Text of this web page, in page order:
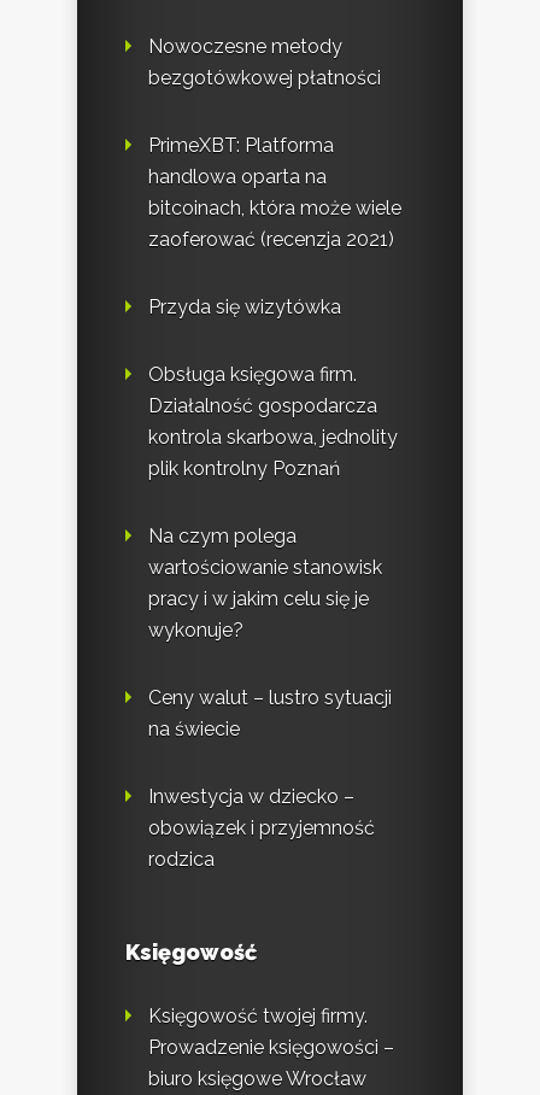
Nowoczesne metody
bezgotówkowej płatności
PrimeXBT: Platforma
handlowa oparta na
bitcoinach, która może wiele
zaoferować (recenzja 2021)
Przyda się wizytówka
Obsługa księgowa firm.
Działalność gospodarcza
kontrola skarbowa, jednolity
plik kontrolny Poznań
Na czym polega
wartościowanie stanowisk
pracy i w jakim celu się je
wykonuje?
Ceny walut – lustro sytuacji
na świecie
Inwestycja w dziecko –
obowiązek i przyjemność
rodzica
Księgowość
Księgowość twojej firmy.
Prowadzenie księgowości –
biuro księgowe Wrocław